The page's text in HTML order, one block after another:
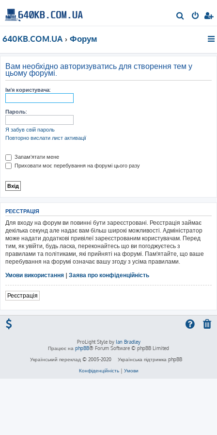
о
640KB.COM.UA Форум
Вам необхідно авторизуватись для створення тем у
цьому форумі.
Ім'я користувача:
Пароль:
Я забув свій пароль
Повторно вислати лист активації
Запам'ятати мене
Приховати моє перебування на форумі цього разу
РЕЄСТРАЦІЯ
Для входу на форум ви повинні бути зареєстровані. Реєстрація займає
декілька секунд але надає вам більш широкі можливості. Адміністратор
може надати додаткові привілеї зареєстрованим користувачам. Перед
тим, як увійти, будь ласка, переконайтесь що ви погоджуєтесь з
правилами та політиками, які прийняті на форумі. Пам'ятайте, що ваше
перебування на форумі означає вашу згоду з усіма правилами.
Умови використання | Заява про конфіденційність
Реєстрація
ProLight Style by Ian Bradley
Працює на phpBB® Forum Software © phpBB Limited
Український переклад © 2005-2020
Українська підтримка phpBB
Конфіденційність| Умови